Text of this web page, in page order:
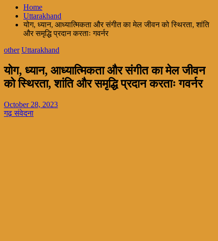
Home
Uttarakhand
योग, ध्यान, आध्यात्मिकता और संगीत का मेल जीवन को स्थिरता, शांति
और समृद्धि प्रदान करताः गवर्नर
other Uttarakhand
योग, ध्यान, आध्यात्मिकता और संगीत का मेल जीवन
को स्थिरता, शांति और समृद्धि प्रदान करताः गवर्नर
October 28, 2023
गढ़ संवेदना